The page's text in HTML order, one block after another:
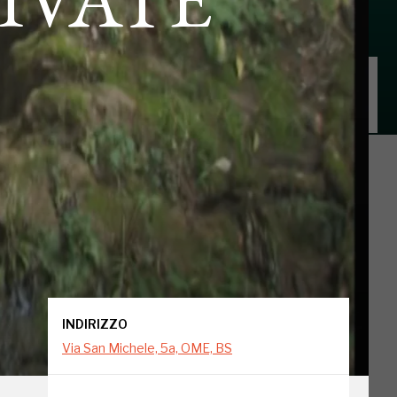
INDIRIZZO
Via San Michele, 5a, OME, BS
INDIRIZZO
Via San Michele, 5a, OME, BS